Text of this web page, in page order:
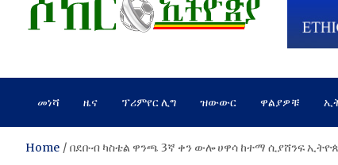
ሶከር ኢትዮጵያ
መነሻ ዜና ፕሪምየር ሊግ ዝውውር ዋልያዎቹ
Home ​በደቡብ ካስቴል ዋንጫ 3ኛ ቀን ውሎ ሀዋሳ ከተማ ሲያሸንፍ